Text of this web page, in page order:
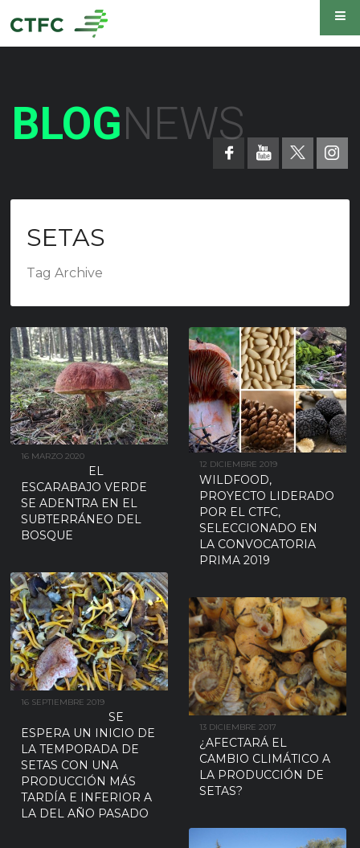
BLOGNEWS
SETAS
Tag Archive
16 MARZO 2020
EL
ESCARABAJO VERDE
SE ADENTRA EN EL
SUBTERRÁNEO DEL
BOSQUE
12 DICIEMBRE 2019
WILDFOOD,
PROYECTO LIDERADO
POR EL CTFC,
SELECCIONADO EN
LA CONVOCATORIA
PRIMA 2019
16 SEPTIEMBRE 2019
SE
ESPERA UN INICIO DE
LA TEMPORADA DE
SETAS CON UNA
PRODUCCIÓN MÁS
TARDÍA E INFERIOR A
LA DEL AÑO PASADO
13 DICIEMBRE 2017
¿AFECTARÁ EL
CAMBIO CLIMÁTICO A
LA PRODUCCIÓN DE
SETAS?